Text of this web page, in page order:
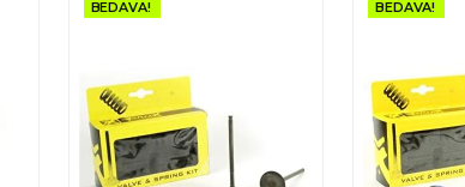
BEDAVA! BEDAVA!